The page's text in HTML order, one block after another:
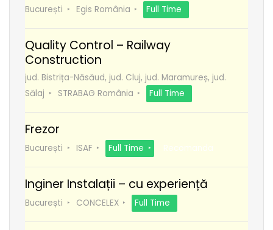
București Egis România Full Time
Quality Control – Railway
Construction
jud. Bistrița-Năsăud, jud. Cluj, jud. Maramureș, jud.
Sălaj
STRABAG România Full Time
Frezor
București ISAF Full Time Recomanda
Inginer Instalații – cu experiență
București CONCELEX Full Time